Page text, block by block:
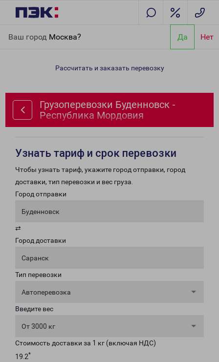
Ваш город Москва? Да Нет
Республика Мордовия
Рассчитать и заказать перевозку
Грузоперевозки Буденновск -
Республика Мордовия
Узнать тариф и срок перевозки
Чтобы узнать тариф, укажите город отправки, город
доставки, тип перевозки и вес груза.
Город отправки
Буденновск
⇄
Город доставки
Саранск
Тип перевозки
Автоперевозка
Введите вес
От 3000 кг
Стоимость доставки за 1 кг (включая НДС)
19.2*